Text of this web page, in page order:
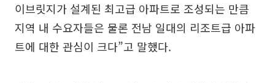
이브릿지가 설계된 최고급 아파트로 조성되는 만큼
지역 내 수요자들은 물론 전남 일대의 리조트급 아파
트에 대한 관심이 크다”고 말했다.